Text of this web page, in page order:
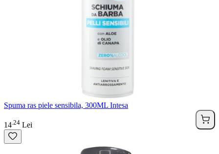
Spuma ras piele sensibila, 300ML Intesa
14 24 Lei